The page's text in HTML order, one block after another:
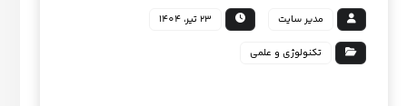
مدیر سایت 23 تیر، 1404
تکنولوژی و علمی